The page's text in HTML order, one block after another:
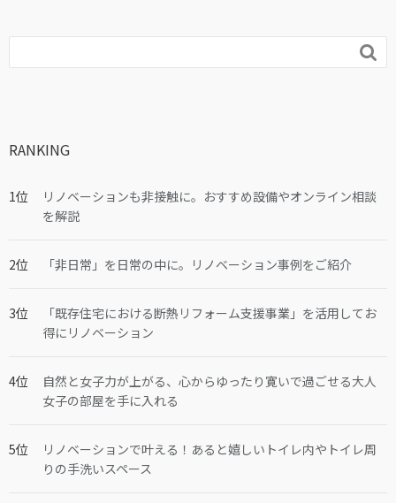

RANKING
リノベーションも非接触に。おすすめ設備やオンライン相談
を解説
「非日常」を日常の中に。リノベーション事例をご紹介
「既存住宅における断熱リフォーム支援事業」を活用してお
得にリノベーション
自然と女子力が上がる、心からゆったり寛いで過ごせる大人
女子の部屋を手に入れる
リノベーションで叶える！あると嬉しいトイレ内やトイレ周
りの手洗いスペース